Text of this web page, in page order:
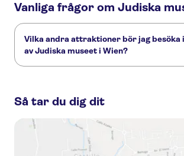
Vanliga frågor om Judiska
Vilka andra attraktioner bör jag besöka
av Judiska museet i Wien?
Schonbrunn slott Hofburg
Så tar du dig dit